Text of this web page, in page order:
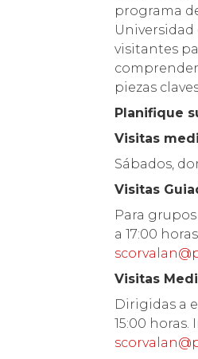
programa
visitantes
piezas
Planifique
Visitas
Sábados,
Visitas
Para
a 17:00
Visitas
Dirigidas a
15:00